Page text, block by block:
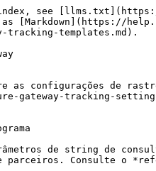
set-up-tracking/collect-campaign-data-with-google-analytics.md) usando parâmetros UTM. Consulte o *referência de parâmetros de string de consulta* abaixo para obter ajuda.

<div data-with-frame="true"><figure><img src="/files/ccd70be8372b84ead234f464e8f4b8d451efc9fd" alt="" width="563"><figcaption></figcaption></figure></div>

#### Parâmetros de string de consulta para modelos de rastreamento

* Parâmetros com chaves ({}) são strings de consulta dinâmicas que serão preenchidas automaticamente com um valor quando o link for clicado
* Valores fixos são aceitos—basta adicionar um valor sem chaves ({}), e ele sempre será passado em um clique.
* Valores personalizados são aceitos, no entanto, recomendamos [entrar em contato com o suporte](https://app.impact.com/support/portal.ihtml?createTicket=true) conversar sobre como usá-los.
* Use sublinhados para adicionar vários parâmetros dentro de uma única string de consulta.

<details>

<summary>referência de parâmetros de string de consulta</summary>

| Parâmetro de URL                            | Exemplo                                  | Descrição